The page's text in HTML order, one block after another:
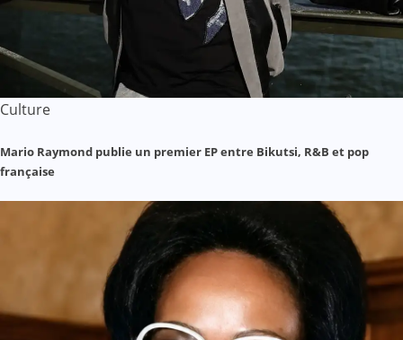
Culture
Mario Raymond publie un premier EP entre Bikutsi, R&B et pop
française